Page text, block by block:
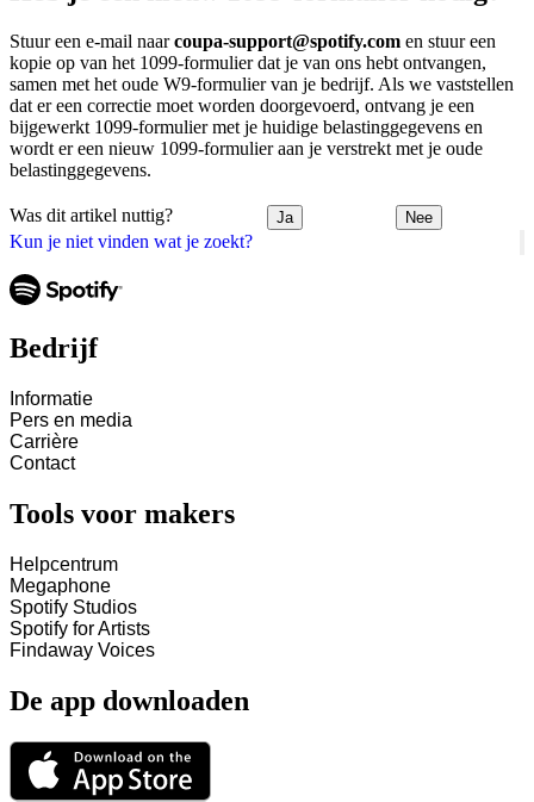
Kun je niet vinden wat je zoekt?
Stuur een e-mail naarcoupa-support@spotify.com en stuur een
kopie op van het 1099-formulier dat je van ons hebt ontvangen,
samen met het oude W9-formulier van je bedrijf. Als we vaststellen
dat er een correctie moet worden doorgevoerd, ontvang je een
bijgewerkt 1099-formulier met je huidige belastinggegevens en
wordt er een nieuw 1099-formulier aan je verstrekt met je oude
belastinggegevens.
Was dit artikel nuttig? Ja Nee
Bedrijf
Informatie
Pers en media
Carrière
Contact
Tools voor makers
Helpcentrum
Megaphone
Spotify Studios
Spotify for Artists
Findaway Voices
De app downloaden